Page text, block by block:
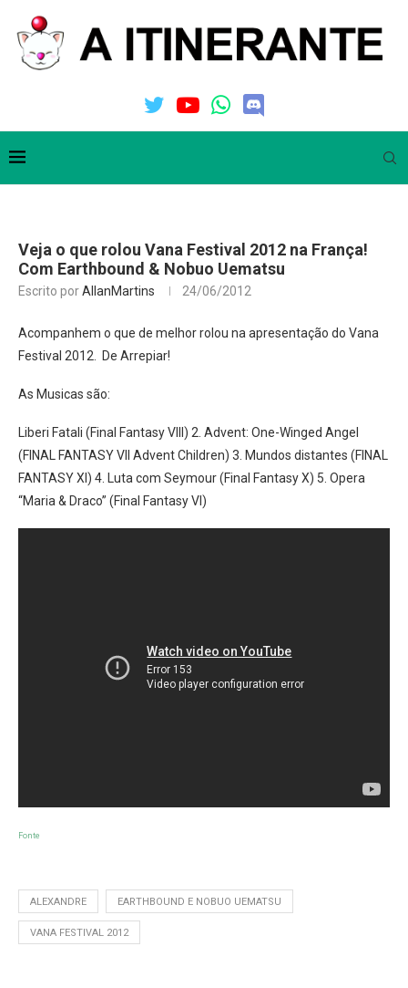
Veja o que rolou Vana Festival 2012 na França!
Com Earthbound & Nobuo Uematsu
Escrito porAllanMartins 24/06/2012
Acompanhem o que de melhor rolou na apresentação do Vana
Festival 2012. De Arrepiar!
As Musicas são:
Liberi Fatali (Final Fantasy VIII) 2. Advent: One-Winged Angel
(FINAL FANTASY VII Advent Children) 3. Mundos distantes (FINAL
FANTASY XI) 4. Luta com Seymour (Final Fantasy X) 5. Opera
“Maria & Draco” (Final Fantasy VI)
Fonte
ALEXANDRE EARTHBOUND E NOBUO UEMATSU
VANA FESTIVAL 2012